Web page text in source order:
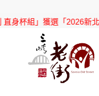
2026新北嚴選」特色商品